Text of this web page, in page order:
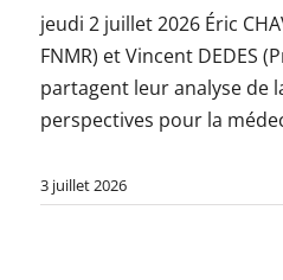
jeudi 2 juillet 2026 Éric
FNMR) et Vincent DEDES
partagent leur analyse de
perspectives pour la
3 juillet 2026